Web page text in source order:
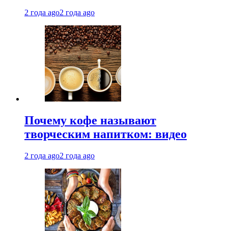
2 года ago2 года ago
Почему кофе называют
творческим напитком: видео
2 года ago2 года ago